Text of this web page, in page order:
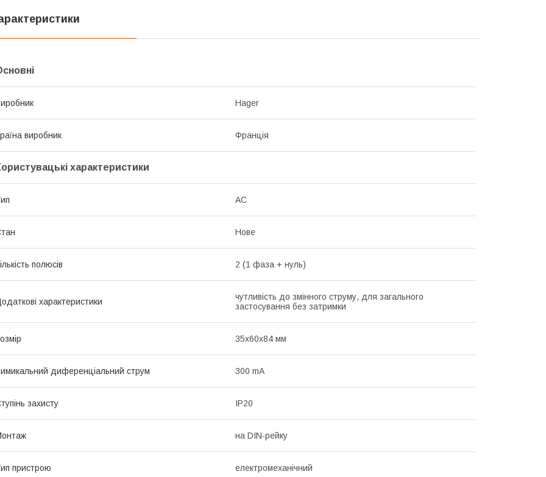
Hager
виробник Франція
характеристики
AC
Нове
полюсів 2 (1 фаза + нуль)
характеристики
чутливість до змінного струму, для загального
застосування без затримки
35x60x84 мм
диференціальний струм 300 mA
захисту IP20
на DIN-рейку
пристрою електромеханічний